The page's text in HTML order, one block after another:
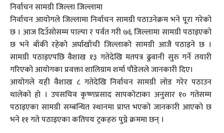
निर्वाचन सामग्री जिल्ला जिल्लामा
निर्वाचन आयोगले जिल्लामा निर्वाचन सामग्री पठाउनेक्रम भने पूरा गरेको
छ । आज दिउँसोसम्म पाल्पा र पर्वत गरी ७६ जिल्लामा सामग्री पठाइएको
छ भने बाँकी रहेको अर्घाखाँची जिल्लाको सामग्री आजै पठाइने छ ।
सामग्री पठाइएपछि वैशाख १३ गतेदेखि मतपत्र ढुवानी सुरु गर्ने तयारी
गरिएको आयोगका प्रवक्ता शालिग्राम शर्मा पौडेलले जानकारी दिए।
आयोगले यही वैशाख ८ गतेदेखि निर्वाचन सामग्री लोड गरेर पठाउन
थालेको हो । उपसचिव कृष्णप्रसाद सापकोटाका अनुसार १० गतेसम्म
पठाइएका सामग्री सम्बन्धित स्थानमा प्राप्त भएको जानकारी आएको छ
भने ११ गते पठाइएका कतिपय ट्रकहरु पुग्ने क्रममा छन् ।